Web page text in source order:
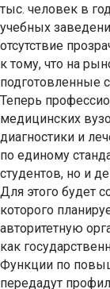
тыс. человек в
учебных
отсутствие
к тому, что на
подготовленные
Теперь
медицинских
диагностики и
по единому
студентов, но и
Для этого будет
которого
авторитетную
как
Функции по
передадут